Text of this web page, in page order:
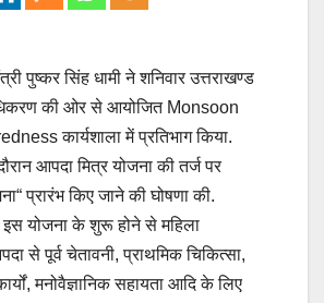
पुष्कर सिंह धामी ने शनिवार उत्तराखण्ड
की ओर से आयोजित Monsoon
कार्यशाला में प्रतिभाग किया.
आपदा मित्र योजना की तर्ज पर
प्रारंभ किए जाने की घोषणा की.
इस योजना के शुरू होने से महिला
से पूर्व चेतावनी, प्राथमिक चिकित्सा,
मनोवैज्ञानिक सहायता आदि के लिए